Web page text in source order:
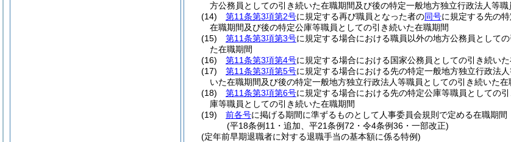
方公務員としての引き続いた在職期間及び後の特定一般地方独立行政法人等
(14)
第11条第3項第2号に規定する再び職員となった者の同号に規定する先の
在職期間及び後の特定公庫等職員としての引き続いた在職期間
(15)
第11条第3項第3号に規定する場合における職員以外の地方公務員として
た在職期間
(16)
第11条第3項第4号に規定する場合における国家公務員としての引き続い
(17)
第11条第3項第5号に規定する場合における先の特定一般地方独立行政法
いた在職期間及び後の特定一般地方独立行政法人等職員としての引き続いた在
(18)
第11条第3項第6号に規定する場合における先の特定公庫等職員としての
庫等職員としての引き続いた在職期間
(19)
前各号に掲げる期間に準ずるものとして人事委員会規則で定める在職期間
(平18条例11・追加、平21条例72・令4条例36・一部改正)
(定年前早期退職者に対する退職手当の基本額に係る特例)